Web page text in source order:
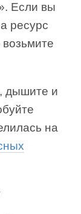
Если вы
ресурс
дышите и
на